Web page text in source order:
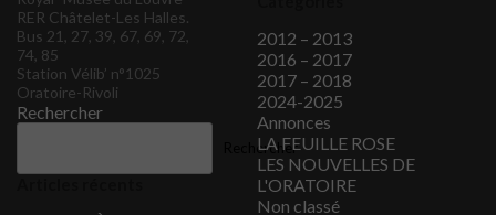
RER Châtelet-Les Halles.
Bus 21, 27, 39, 67, 69, 72,
74, 85
Station Vélib’ n°1025
Oratoire-Rivoli
Rechercher
Rechercher
2012 – 2013
2016 – 2017
2017 – 2018
2024-2025
Annonces
LA FEUILLE ROSE
LES NOUVELLES DE
L'ORATOIRE
Non classé